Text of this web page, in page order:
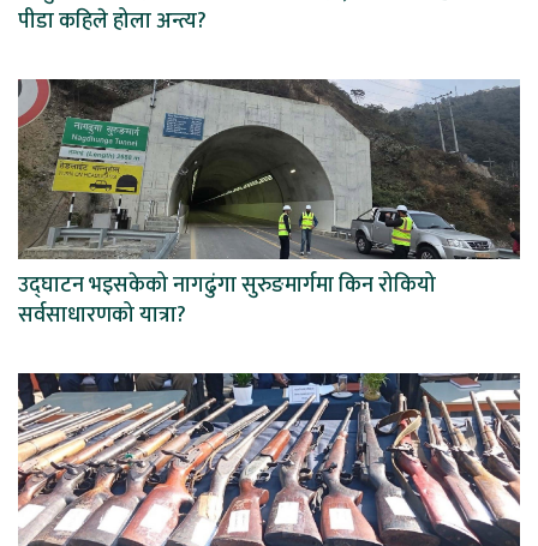
पीडा कहिले होला अन्त्य?
उद्घाटन भइसकेको नागढुंगा सुरुङमार्गमा किन रोकियो
सर्वसाधारणको यात्रा?